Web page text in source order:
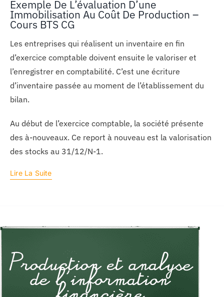
Exemple De L’évaluation D’une
Immobilisation Au Coût De Production –
Cours BTS CG
Les entreprises qui réalisent un inventaire en fin
d’exercice comptable doivent ensuite le valoriser et
l’enregistrer en comptabilité. C’est une écriture
d’inventaire passée au moment de l’établissement du
bilan.
Au début de l’exercice comptable, la société présente
des à-nouveaux. Ce report à nouveau est la valorisation
des stocks au 31/12/N-1.
Lire La Suite